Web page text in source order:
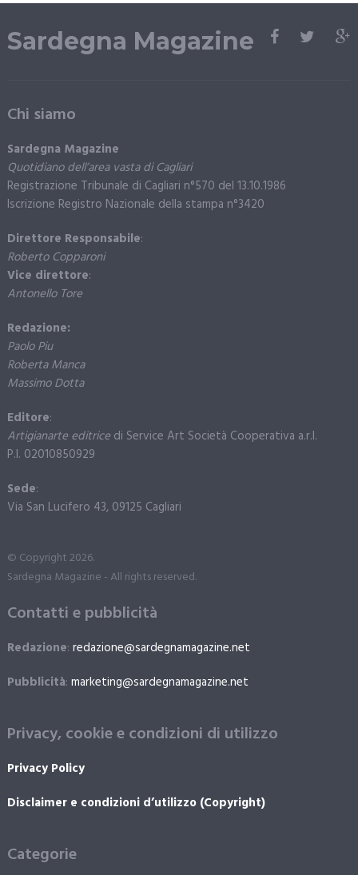
Sardegna Magazine
Chi siamo
Sardegna Magazine
Quotidiano dell’area vasta di Cagliari
Registrazione Tribunale di Cagliari n°570 del 13.10.1986
Iscrizione Registro Nazionale della stampa n°3420
Direttore Responsabile:
Roberto Copparoni
Vice direttore:
Antonello Tore
Redazione:
Paolo Piu
Roberta Manca
Massimo Dotta
Editore:
Artigianarte editricedi Service Art Società Cooperativa a.r.l.
P.I. 02010850929
Sede:
Via San Lucifero 43, 09125 Cagliari
© Copyright 2026.
Sardegna Magazine - All rights reserved.
Contatti e pubblicità
Redazione: redazione@sardegnamagazine.net
Pubblicità: marketing@sardegnamagazine.net
Privacy, cookie e condizioni di utilizzo
Privacy Policy
Disclaimer e condizioni d’utilizzo (Copyright)
Categorie